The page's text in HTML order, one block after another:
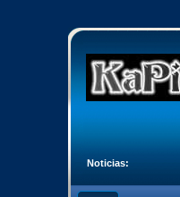
Noticias: